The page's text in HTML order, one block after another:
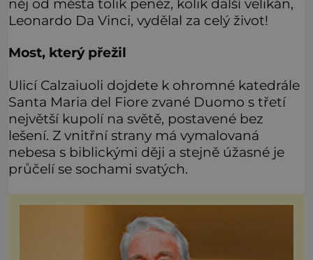
něj od města tolik peněz, kolik další velikán,
Leonardo Da Vinci, vydělal za celý život!
Most, který přežil
Ulicí Calzaiuoli dojdete k ohromné katedrále
Santa Maria del Fiore zvané Duomo s třetí
největší kupolí na světě, postavené bez
lešení. Z vnitřní strany má vymalovaná
nebesa s biblickými ději a stejně úžasné je
průčelí se sochami svatých.